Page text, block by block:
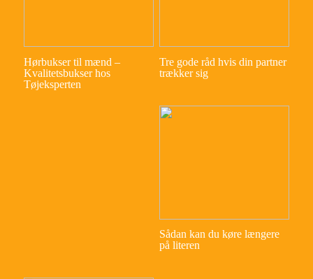
Hørbukser til mænd –
Kvalitetsbukser hos
Tøjeksperten
Tre gode råd hvis din partner
trækker sig
Sådan kan du køre længere
på literen